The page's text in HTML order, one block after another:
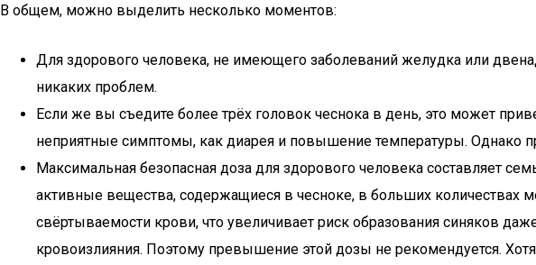
В общем, можно выделить несколько моментов:
Для здорового человека, не имеющего заболеваний желудка или
никаких проблем.
Если же вы съедите более трёх головок чеснока в день, это может
неприятные симптомы, как диарея и повышение температуры. Однако
Максимальная безопасная доза для здорового человека составляет
активные вещества, содержащиеся в чесноке, в больших количествах
свёртываемости крови, что увеличивает риск образования синяков
кровоизлияния. Поэтому превышение этой дозы не рекомендуется.